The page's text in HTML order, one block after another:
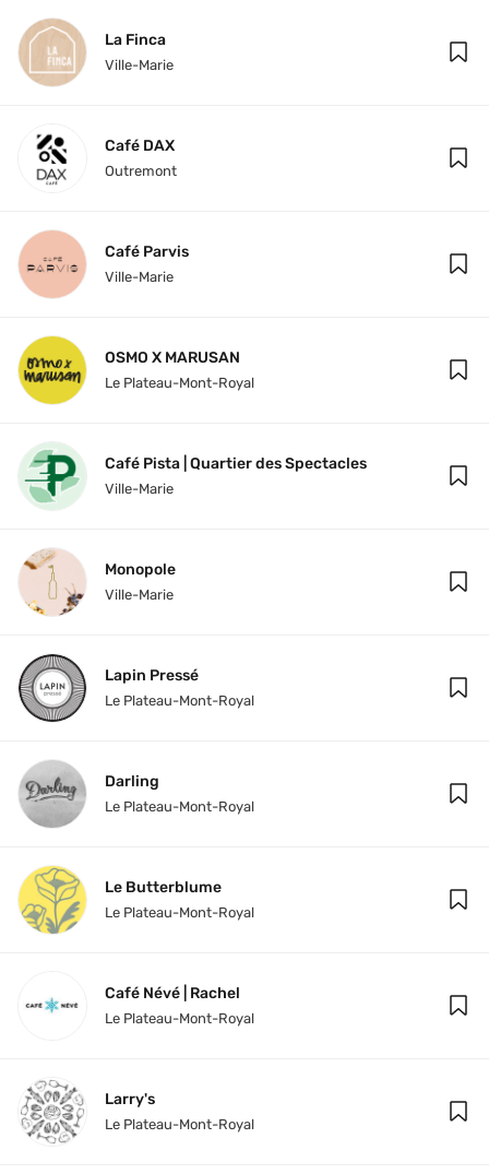
La Finca
Ville-Marie
Café DAX
Outremont
Café Parvis
Ville-Marie
OSMO X MARUSAN
Le Plateau-Mont-Royal
Café Pista | Quartier des Spectacles
Ville-Marie
Monopole
Ville-Marie
Lapin Pressé
Le Plateau-Mont-Royal
Darling
Le Plateau-Mont-Royal
Le Butterblume
Le Plateau-Mont-Royal
Café Névé | Rachel
Le Plateau-Mont-Royal
Larry's
Le Plateau-Mont-Royal